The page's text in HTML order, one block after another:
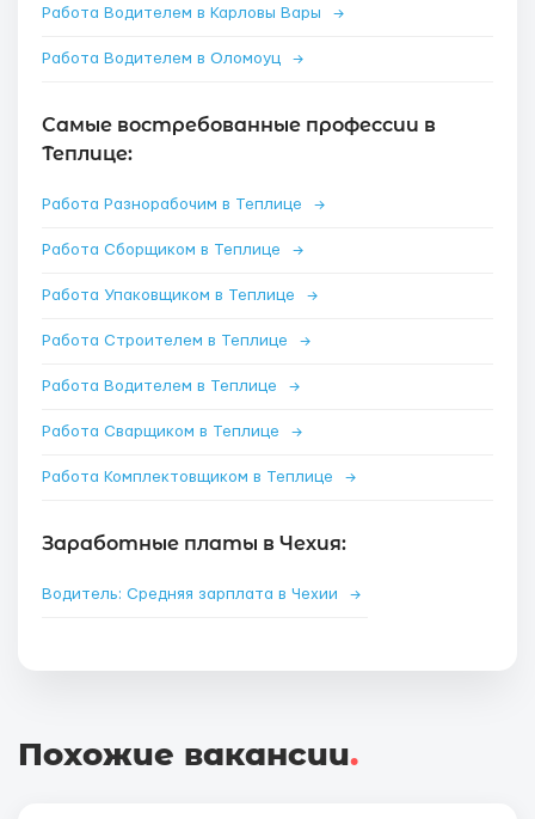
Работа Водителем в Карловы Вары →
Работа Водителем в Оломоуц →
Самые востребованные профессии в
Теплице:
Работа Разнорабочим в Теплице →
Работа Сборщиком в Теплице →
Работа Упаковщиком в Теплице →
Работа Строителем в Теплице →
Работа Водителем в Теплице →
Работа Сварщиком в Теплице →
Работа Комплектовщиком в Теплице →
Заработные платы в Чехия:
Водитель: Средняя зарплата в Чехии →
Похожие вакансии.